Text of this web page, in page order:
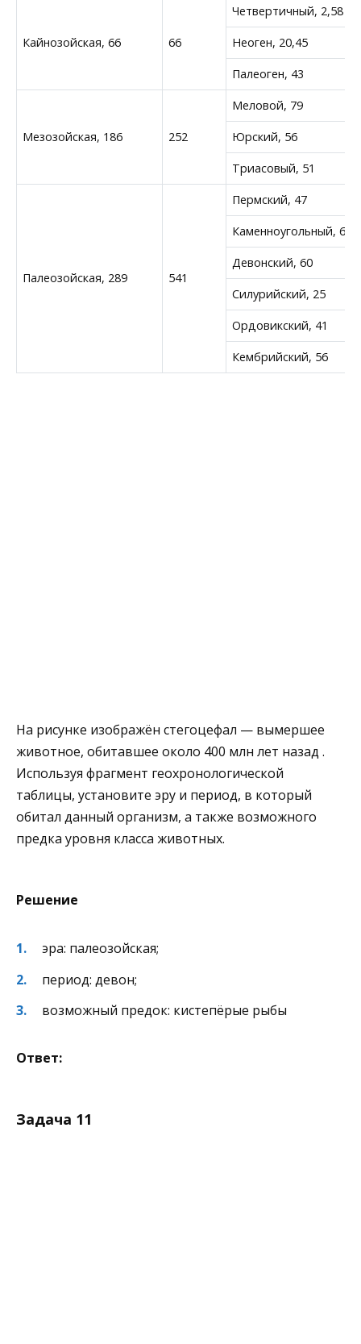
Кайнозойская, 66 66
Четвертичный, 2,58
Неоген, 20,45
Палеоген, 43
Мезозойская, 186 252
Меловой, 79
Юрский, 56
Триасовый, 51
Палеозойская, 289 541
Пермский, 47
Каменноугольный, 60
Девонский, 60
Силурийский, 25
Ордовикский, 41
Кембрийский, 56
На рисунке изображён стегоцефал — вымершее
животное, обитавшее около 400 млн лет назад .
Используя фрагмент геохронологической
таблицы, установите эру и период, в который
обитал данный организм, а также возможного
предка уровня класса животных.
Решение
эра: палеозойская;
период: девон;
возможный предок: кистепёрые рыбы
Ответ:
Задача 11